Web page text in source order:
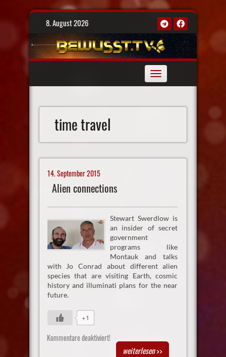
Skip
8. August 2026
Toggle
navigation
time travel
14. September 2015
Alien connections
Stewart Swerdlow is
an insider of secret
government
programs like
Montauk and talks
with Jo Conrad about different alien
species that are visiting Earth, cosmic
history and illuminati plans for the near
future.
+1
Kommentare deaktiviert!
weiterlesen>>